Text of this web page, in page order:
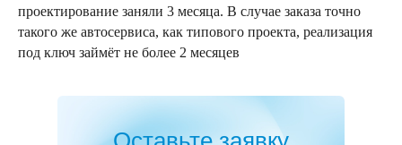
проектирование заняли 3 месяца. В случае заказа точно
такого же автосервиса, как типового проекта, реализация
под ключ займёт не более 2 месяцев